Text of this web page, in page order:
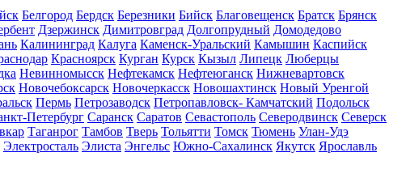
Белгород Бердск Березники Бийск Благовещенск Братск Брянск
Дзержинск Димитровград Долгопрудный Домодедово
Калининград Калуга Каменск-Уральский Камышин Каспийск
Красноярск Курган Курск Кызыл Липецк Люберцы
Невинномысск Нефтекамск Нефтеюганск Нижневартовск
Новочебоксарск Новочеркасск Новошахтинск Новый Уренгой
Пермь Петрозаводск Петропавловск- Камчатский Подольск
Петербург Саранск Саратов Севастополь Северодвинск Северск
Таганрог Тамбов Тверь Тольятти Томск Тюмень Улан-Удэ
Электросталь Элиста Энгельс Южно-Сахалинск Якутск Ярославль